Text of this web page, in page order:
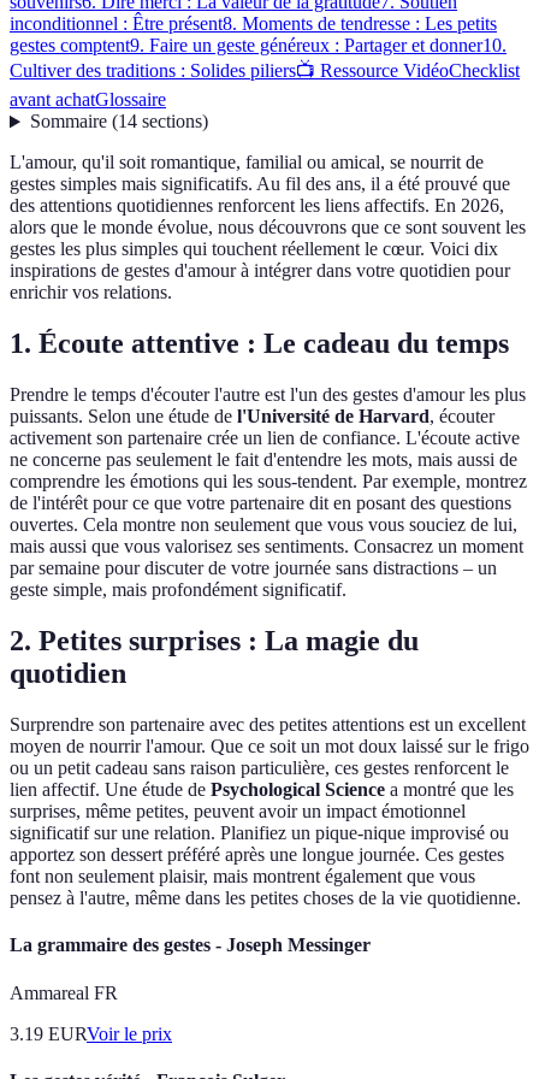
inconditionnel : Être présent8. Moments de tendresse : Les petits
gestes comptent9. Faire un geste généreux : Partager et donner10.
Cultiver des traditions : Solides piliers📺 Ressource VidéoChecklist
avant achatGlossaire
Sommaire(14 sections)
L'amour, qu'il soit romantique, familial ou amical, se nourrit de
gestes simples mais significatifs. Au fil des ans, il a été prouvé que
des attentions quotidiennes renforcent les liens affectifs. En 2026,
alors que le monde évolue, nous découvrons que ce sont souvent les
gestes les plus simples qui touchent réellement le cœur. Voici dix
inspirations de gestes d'amour à intégrer dans votre quotidien pour
enrichir vos relations.
1. Écoute attentive : Le cadeau du temps
Prendre le temps d'écouter l'autre est l'un des gestes d'amour les plus
puissants. Selon une étude de l'Université de Harvard, écouter
activement son partenaire crée un lien de confiance. L'écoute active
ne concerne pas seulement le fait d'entendre les mots, mais aussi de
comprendre les émotions qui les sous-tendent. Par exemple, montrez
de l'intérêt pour ce que votre partenaire dit en posant des questions
ouvertes. Cela montre non seulement que vous vous souciez de lui,
mais aussi que vous valorisez ses sentiments. Consacrez un moment
par semaine pour discuter de votre journée sans distractions – un
geste simple, mais profondément significatif.
2. Petites surprises : La magie du
quotidien
Surprendre son partenaire avec des petites attentions est un excellent
moyen de nourrir l'amour. Que ce soit un mot doux laissé sur le frigo
ou un petit cadeau sans raison particulière, ces gestes renforcent le
lien affectif. Une étude de Psychological Science a montré que les
surprises, même petites, peuvent avoir un impact émotionnel
significatif sur une relation. Planifiez un pique-nique improvisé ou
apportez son dessert préféré après une longue journée. Ces gestes
font non seulement plaisir, mais montrent également que vous
pensez à l'autre, même dans les petites choses de la vie quotidienne.
La grammaire des gestes - Joseph Messinger
Ammareal FR
3.19 EURVoir le prix